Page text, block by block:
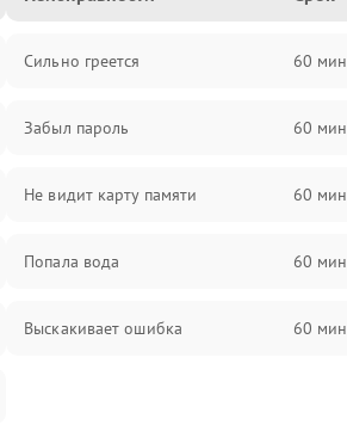
Сильно греется 60 мин
Забыл пароль 60 мин
Не видит карту памяти 60 мин
Попала вода 60 мин
Выскакивает ошибка 60 мин